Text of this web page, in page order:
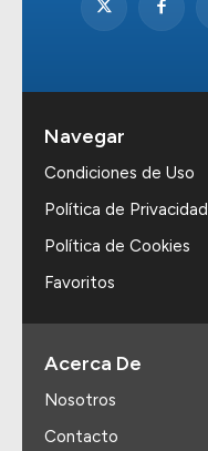
Navegar
Condiciones de Uso
Política de Privacidad
Política de Cookies
Favoritos
Acerca De
Nosotros
Contacto